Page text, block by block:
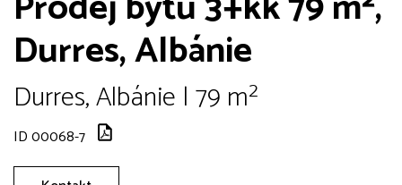
Durres, Albánie
Durres, Albánie | 79 m²
ID 00068-7